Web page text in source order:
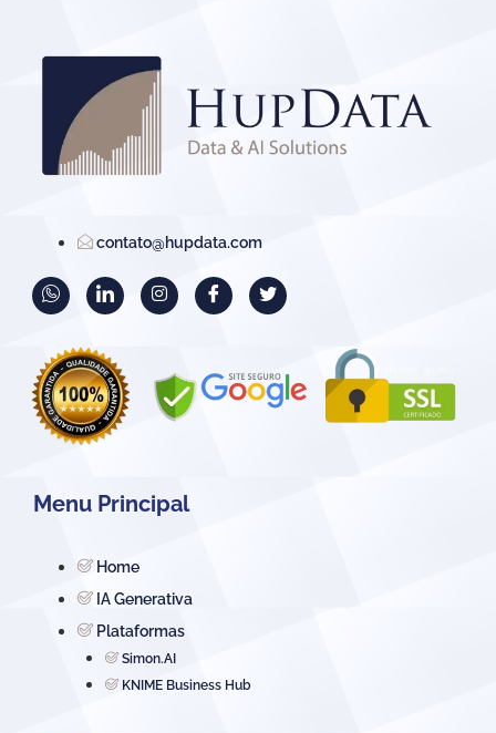
contato@hupdata.com
Menu Principal
Home
IA Generativa
Plataformas
Simon.AI
KNIME Business Hub